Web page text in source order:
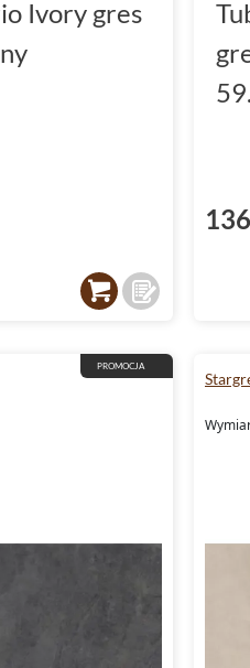
Ivory gres
PROMOCJA